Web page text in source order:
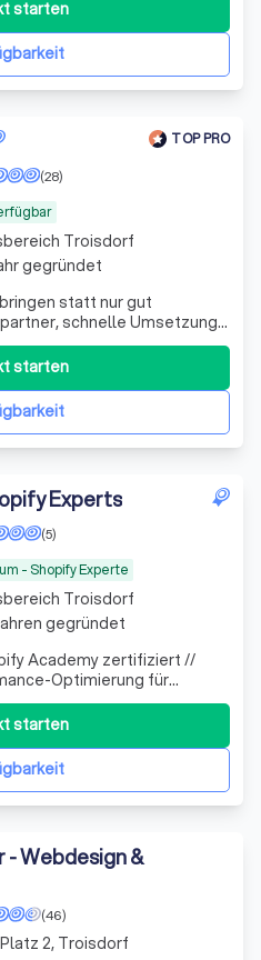
steht Ihnen jederzeit
persön
starten
TOP PRO
(28)
statt nur gut
schnelle Umsetzung
starten
Troisdorf
gegründet
Experts
- Shopify Experte
(5)
Academy zertifiziert //
Optimierung für
aus bestehendem Traffic
starten
Troisdorf
gegründet
Webdesign &
(46)
2, Troisdorf